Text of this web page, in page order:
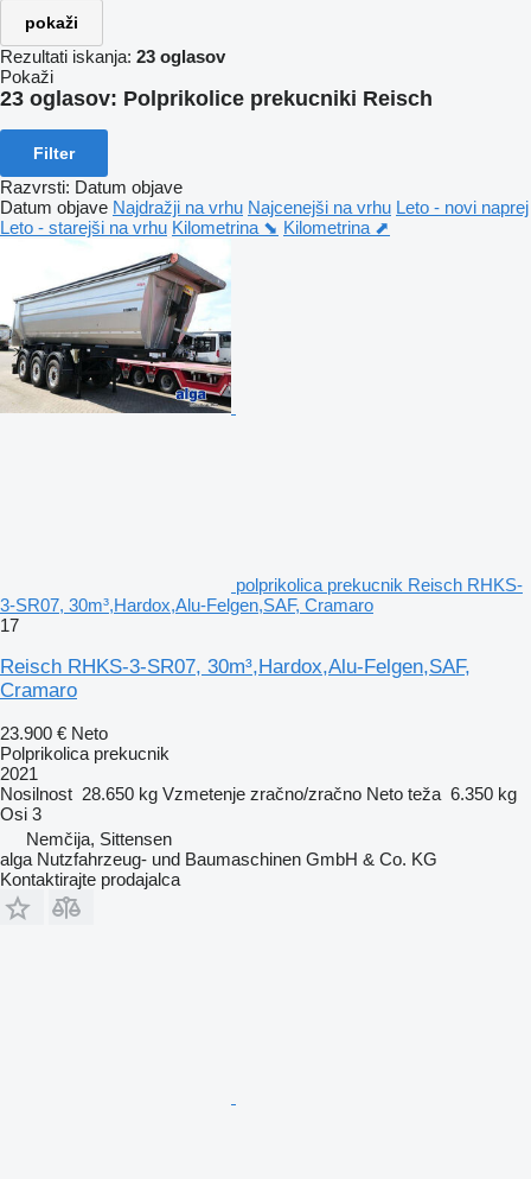
pokaži
Rezultati iskanja: 23 oglasov
Pokaži
23 oglasov: Polprikolice prekucniki Reisch
Filter
Razvrsti: Datum objave
Datum objave Najdražji na vrhu Najcenejši na vrhu Leto - novi naprej
Leto - starejši na vrhu Kilometrina ⬊ Kilometrina ⬈
polprikolica prekucnik Reisch RHKS-
3-SR07, 30m³,Hardox,Alu-Felgen,SAF, Cramaro
17
Reisch RHKS-3-SR07, 30m³,Hardox,Alu-Felgen,SAF,
Cramaro
23.900 € Neto
Polprikolica prekucnik
2021
Nosilnost 28.650 kg Vzmetenje zračno/zračno Neto teža 6.350 kg
Osi 3
Nemčija, Sittensen
alga Nutzfahrzeug- und Baumaschinen GmbH & Co. KG
Kontaktirajte prodajalca